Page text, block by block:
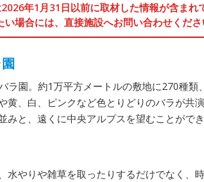
年1月31日以前に取材した情報が含まれ
場合には、直接施設へお問い合わせくださ
ラ園。約1万平方メートルの敷地に270種類
黄、白、ピンクなど色とりどりのバラが共
と、遠くに中央アルプスを望むことができ
水やりや雑草を取ったりするだけでなく、